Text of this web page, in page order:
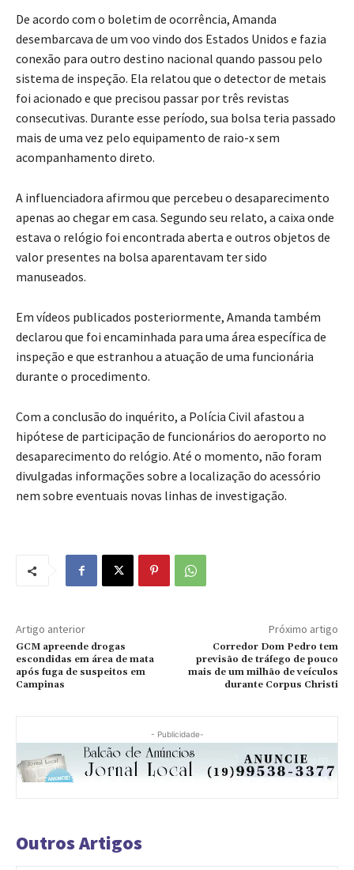
De acordo com o boletim de ocorrência, Amanda
desembarcava de um voo vindo dos Estados Unidos e fazia
conexão para outro destino nacional quando passou pelo
sistema de inspeção. Ela relatou que o detector de metais
foi acionado e que precisou passar por três revistas
consecutivas. Durante esse período, sua bolsa teria passado
mais de uma vez pelo equipamento de raio-x sem
acompanhamento direto.
A influenciadora afirmou que percebeu o desaparecimento
apenas ao chegar em casa. Segundo seu relato, a caixa onde
estava o relógio foi encontrada aberta e outros objetos de
valor presentes na bolsa aparentavam ter sido
manuseados.
Em vídeos publicados posteriormente, Amanda também
declarou que foi encaminhada para uma área específica de
inspeção e que estranhou a atuação de uma funcionária
durante o procedimento.
Com a conclusão do inquérito, a Polícia Civil afastou a
hipótese de participação de funcionários do aeroporto no
desaparecimento do relógio. Até o momento, não foram
divulgadas informações sobre a localização do acessório
nem sobre eventuais novas linhas de investigação.
Artigo anterior
GCM apreende drogas
escondidas em área de mata
após fuga de suspeitos em
Campinas
Próximo artigo
Corredor Dom Pedro tem
previsão de tráfego de pouco
mais de um milhão de veículos
durante Corpus Christi
- Publicidade-
Outros Artigos